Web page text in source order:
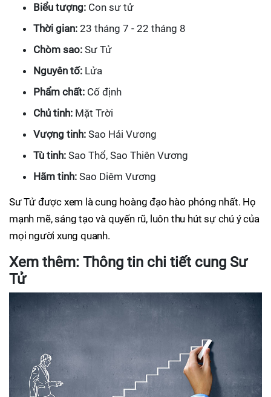
Biểu tượng: Con sư tử
Thời gian: 23 tháng 7 - 22 tháng 8
Chòm sao: Sư Tử
Nguyên tố: Lửa
Phẩm chất: Cố định
Chủ tinh: Mặt Trời
Vượng tinh: Sao Hải Vương
Tù tinh: Sao Thổ, Sao Thiên Vương
Hãm tinh: Sao Diêm Vương
Sư Tử được xem là cung hoàng đạo hào phóng nhất. Họ
mạnh mẽ, sáng tạo và quyến rũ, luôn thu hút sự chú ý của
mọi người xung quanh.
Xem thêm: Thông tin chi tiết cung Sư
Tử